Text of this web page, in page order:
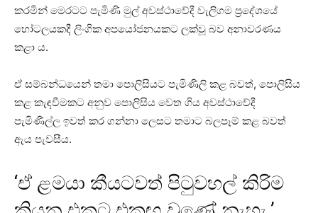
කරමින් මෙරටට පැමිණි මුල් අවස්ථාවේදී වැලිගම ප්‍රදේශයේ
හෝටලයකදී ලිංගික අපයෝජනයකට ලක්වූ බව අනාවරණය
කළා ය.
ඒ සම්බන්ධයෙන් තමා පොලිසියට පැමිණිලි කළ බවත්, පොලිසිය
කළ කැඳවීමකට අනුව පොලිසිය වෙත ගිය අවස්ථාවේදී
පැමිණිල්ල ඉවත් කර ගන්නා ලෙසට තමාට බලපෑම් කළ බවත්
ඇය පැවසීය.
‘ඒ ළමයා කීයටවත් පිටුවහල් කිරිම